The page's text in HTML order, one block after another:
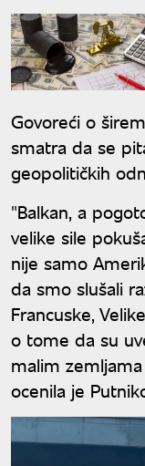
Govoreći o
smatra da se
geopolitičkih
"Balkan, a
velike sile
nije samo
da smo slušali
Francuske,
o tome da su
malim
ocenila je